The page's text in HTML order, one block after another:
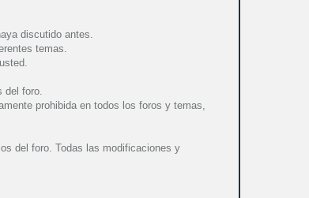
discutido antes.
temas.
del foro.
prohibida en todos los foros y temas,
del foro. Todas las modificaciones y